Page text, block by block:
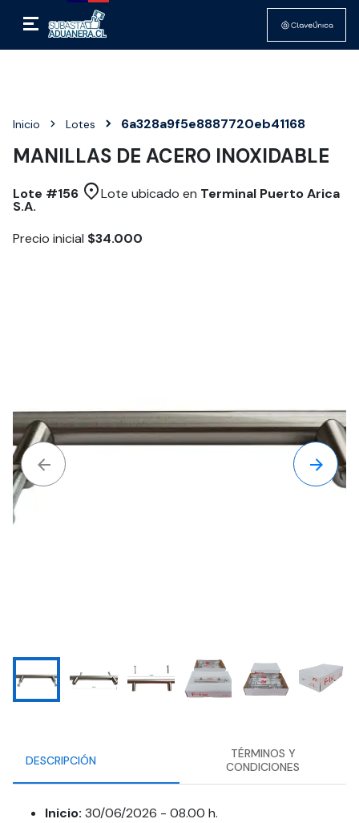
Inicio Lotes 6a328a9f5e8887720eb41168
MANILLAS DE ACERO INOXIDABLE
Lote #156 Lote ubicado en Terminal Puerto Arica
S.A.
Precio inicial $34.000
DESCRIPCIÓN
TÉRMINOS Y
CONDICIONES
Inicio: 30/06/2026 - 08.00 h.